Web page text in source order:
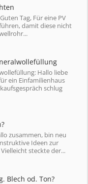
Tag, Für eine PV
damit diese nicht
Hallo liebe
ein Einfamilienhaus
schlug
zusammen, bin neu
Ideen zur
steckte der...
Blech od. Ton?